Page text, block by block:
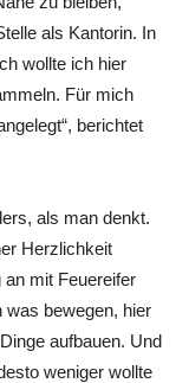
als Kantorin. In
wollte ich hier
Für mich
berichtet
als man denkt.
Herzlichkeit
mit Feuereifer
was bewegen, hier
aufbauen. Und
weniger wollte